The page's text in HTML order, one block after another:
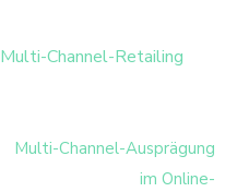
Multi-Channel-Retailing
Multi-Channel-Ausprägung
im Online-